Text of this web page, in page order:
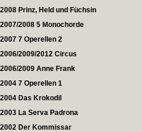
2008 Prinz, Held und Füchsin
2007/2008 5 Monochorde
2007 7 Operellen 2
2006/2009/2012 Circus
2006/2009 Anne Frank
2004 7 Operellen 1
2004 Das Krokodil
2003 La Serva Padrona
2002 Der Kommissar